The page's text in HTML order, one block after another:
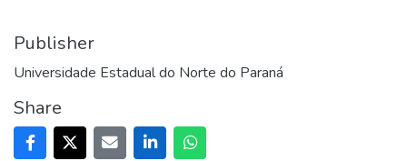
Publisher
Universidade Estadual do Norte do Paraná
Share